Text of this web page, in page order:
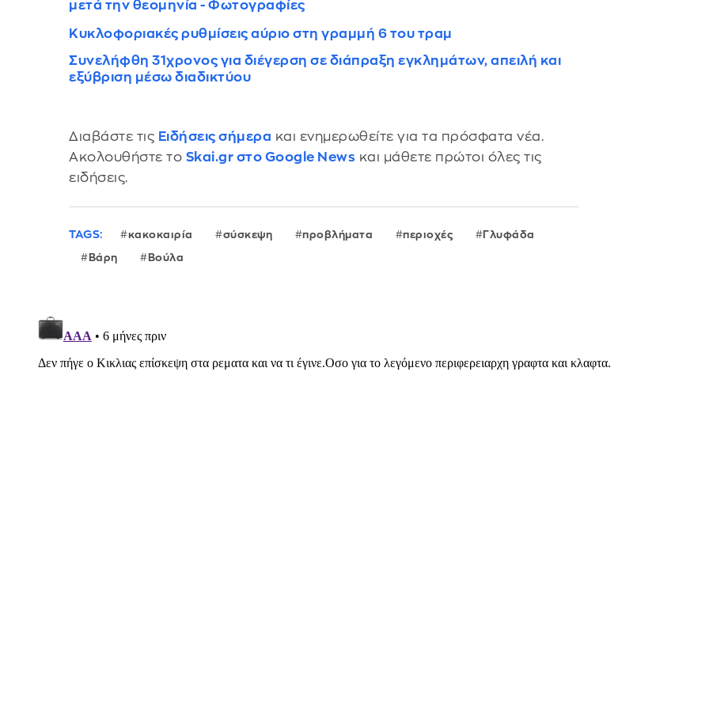
μετά την θεομηνία - Φωτογραφίες
Κυκλοφοριακές ρυθμίσεις αύριο στη γραμμή 6 του τραμ
Συνελήφθη 31χρονος για διέγερση σε διάπραξη εγκλημάτων, απειλή και
εξύβριση μέσω διαδικτύου
Διαβάστε τις Ειδήσεις σήμερα και ενημερωθείτε για τα πρόσφατα νέα.
Ακολουθήστε το Skai.gr στο Google News και μάθετε πρώτοι όλες τις
ειδήσεις.
TAGS: κακοκαιρία σύσκεψη προβλήματα περιοχές Γλυφάδα
Βάρη Βούλα